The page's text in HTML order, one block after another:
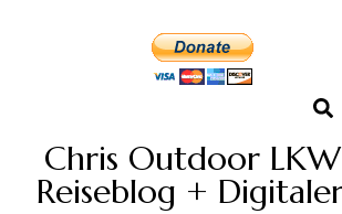
Chris Outdoor
Reiseblog +